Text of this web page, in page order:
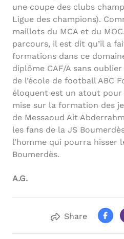
une coupe des clubs
Ligue des champions).
maillots du MCA et du
parcours, il est dit qu’il a
formations dans ce
diplôme CAF/A sans
de l’école de football ABC
éloquent est un atout
mise sur la formation des
de Messaoud Ait
les fans de la JS
l’homme qui pourra hisser
Boumerdès.
A.G.
Share